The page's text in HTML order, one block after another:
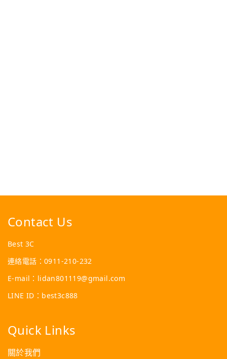
Contact Us
Best 3C
連絡電話：0911-210-232
E-mail：lidan801119@gmail.com
LINE ID：best3c888
Quick Links
關於我們